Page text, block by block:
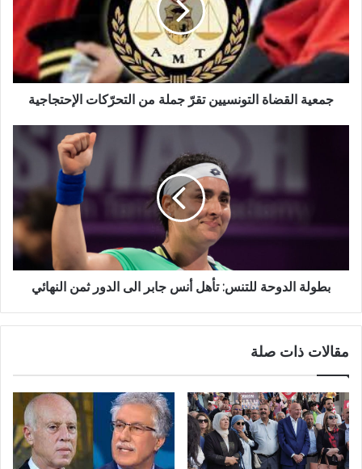
جمعية القضاة التونسيين تقرّ جملة من التحرّكات الإحتجاجية
بطولة الدوحة للتنس: تأهل أنس جابر الى الدور ثمن النهائي
مقالات ذات صلة